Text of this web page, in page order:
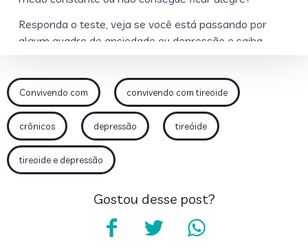
Convivendo com convivendo com tireoide
crônicos depressão tireóide
tireoide e depressão
Gostou desse post?